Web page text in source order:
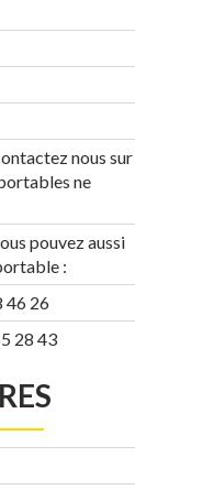
nous sur
ne
pouvez aussi
:
46 26
28 43